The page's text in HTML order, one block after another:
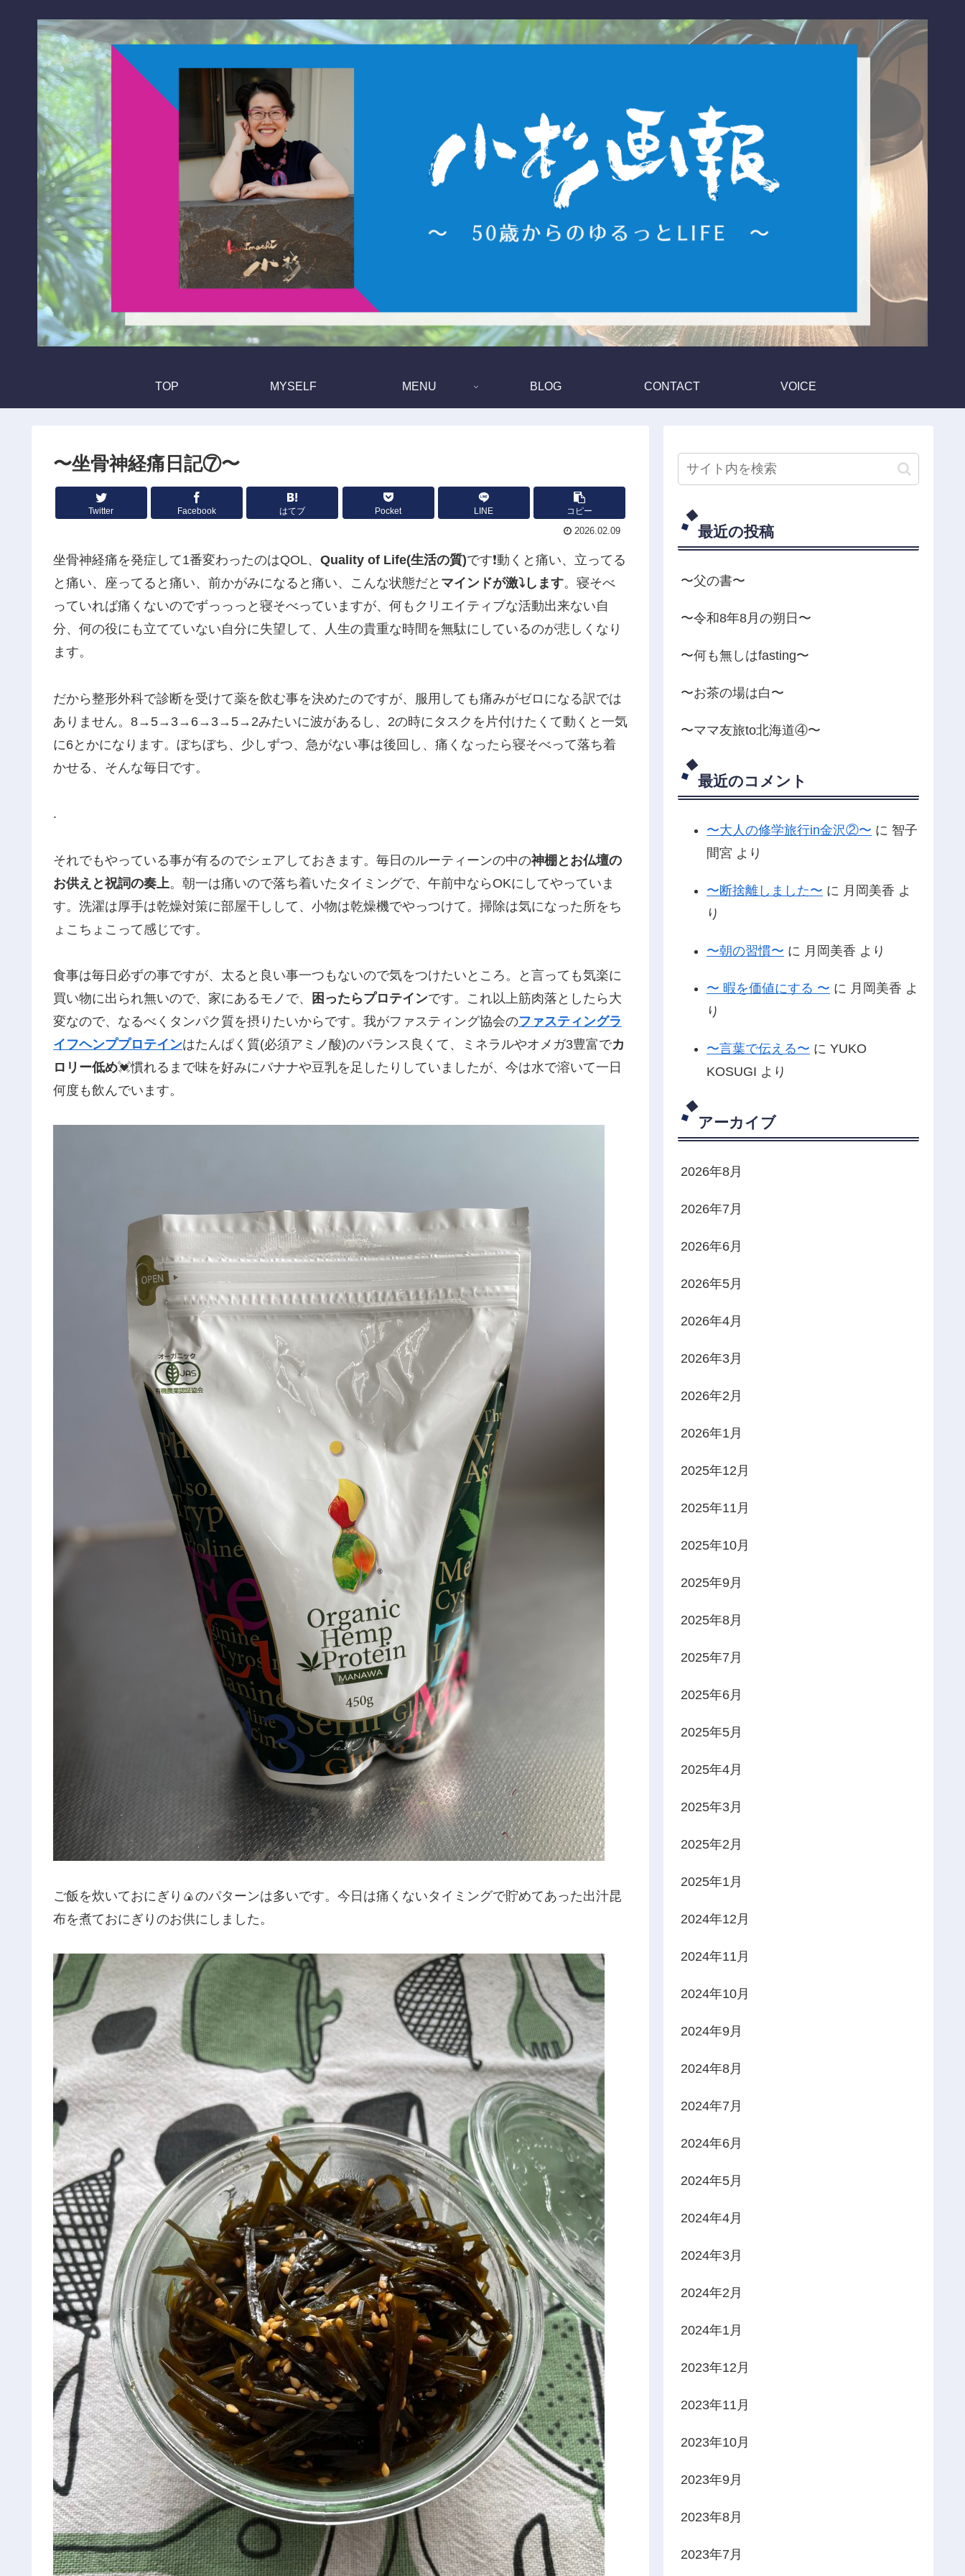
TOP MYSELF MENU BLOG CONTACT VOICE
〜坐骨神経痛日記⑦〜
Twitter Facebook はてブ Pocket LINE コピー
2026.02.09
坐骨神経痛を発症して1番変わったのはQOL、 Quality of Life(生活の質)です❗️動くと痛い、立ってる
と痛い、座ってると痛い、前かがみになると痛い、こんな状態だと マインドが激⤵️します。寝そべ
っていれば痛くないのでずっっっと寝そべっていますが、何もクリエイティブな活動出来ない自
分、何の役にも立てていない自分に失望して、人生の貴重な時間を無駄にしているのが悲しくなり
ます。
だから整形外科で診断を受けて薬を飲む事を決めたのですが、服用しても痛みがゼロになる訳では
ありません。8→5→3→6→3→5→2みたいに波があるし、2の時にタスクを片付けたくて動くと一気
に6とかになります。ぼちぼち、少しずつ、急がない事は後回し、痛くなったら寝そべって落ち着
かせる、そんな毎日です。
.
それでもやっている事が有るのでシェアしておきます。毎日のルーティーンの中の神棚とお仏壇の
お供えと祝詞の奏上。朝一は痛いので落ち着いたタイミングで、午前中ならOKにしてやっていま
す。洗濯は厚手は乾燥対策に部屋干しして、小物は乾燥機でやっつけて。掃除は気になった所をち
ょこちょこって感じです。
食事は毎日必ずの事ですが、太ると良い事一つもないので気をつけたいところ。と言っても気楽に
買い物に出られ無いので、家にあるモノで、
困ったらプロテインです。これ以上筋肉落としたら大
変なので、なるべくタンパク質を摂りたいからです。我がファスティング協会のファスティングラ
イフヘンププロテインはたんぱく質(必須アミノ酸)のバランス良くて、ミネラルやオメガ3豊富でカ
ロリー低め💓慣れるまで味を好みにバナナや豆乳を足したりしていましたが、今は水で溶いて一日
何度も飲んでいます。
ご飯を炊いておにぎり🍙のパターンは多いです。今日は痛くないタイミングで貯めてあった出汁昆
布を煮ておにぎりのお供にしました。
最近の投稿
〜父の書〜
〜令和8年8月の朔日〜
〜何も無しはfasting〜
〜お茶の場は白〜
〜ママ友旅to北海道④〜
最近のコメント
〜大人の修学旅行in金沢②〜 に 智子
間宮 より
〜断捨離しました〜 に 月岡美香 よ
り
〜朝の習慣〜 に 月岡美香 より
〜 暇を価値にする 〜 に 月岡美香 よ
り
〜言葉で伝える〜 に YUKO
KOSUGI より
アーカイブ
2026年8月
2026年7月
2026年6月
2026年5月
2026年4月
2026年3月
2026年2月
2026年1月
2025年12月
2025年11月
2025年10月
2025年9月
2025年8月
2025年7月
2025年6月
2025年5月
2025年4月
2025年3月
2025年2月
2025年1月
2024年12月
2024年11月
2024年10月
2024年9月
2024年8月
2024年7月
2024年6月
2024年5月
2024年4月
2024年3月
2024年2月
2024年1月
2023年12月
2023年11月
2023年10月
2023年9月
2023年8月
2023年7月